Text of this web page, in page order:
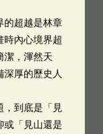
的超越是林章
時內心境界超
潔，渾然天
深厚的歷史人
，到底是「見
或「見山還是